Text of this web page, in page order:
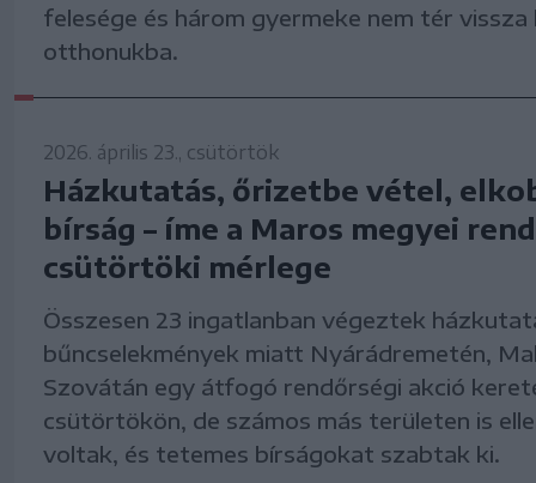
felesége és három gyermeke nem tér vissza
otthonukba.
2026. április 23., csütörtök
Házkutatás, őrizetbe vétel,
bírság – íme a Maros megyei
csütörtöki mérlege
Összesen 23 ingatlanban végeztek
bűncselekmények miatt Nyárádremetén,
Szovátán egy átfogó rendőrségi akció
csütörtökön, de számos más területen is
voltak, és tetemes bírságokat szabtak ki.